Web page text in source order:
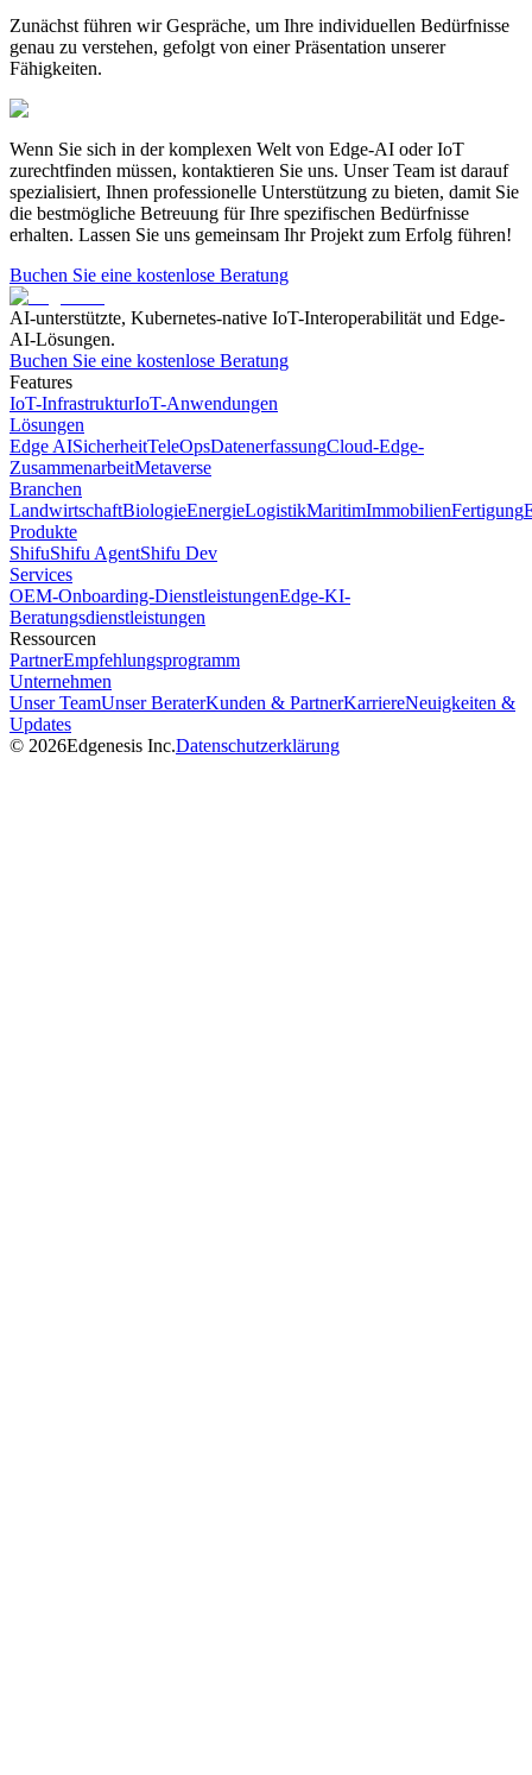
Zunächst führen wir Gespräche, um Ihre individuellen Bedürfnisse
genau zu verstehen, gefolgt von einer Präsentation unserer
Fähigkeiten.
Wenn Sie sich in der komplexen Welt von Edge-AI oder IoT
zurechtfinden müssen, kontaktieren Sie uns. Unser Team ist darauf
spezialisiert, Ihnen professionelle Unterstützung zu bieten, damit Sie
die bestmögliche Betreuung für Ihre spezifischen Bedürfnisse
erhalten. Lassen Sie uns gemeinsam Ihr Projekt zum Erfolg führen!
Buchen Sie eine kostenlose Beratung
AI-unterstützte, Kubernetes-native IoT-Interoperabilität und Edge-
AI-Lösungen.
Buchen Sie eine kostenlose Beratung
Features
IoT-InfrastrukturIoT-Anwendungen
Lösungen
Edge AISicherheitTeleOpsDatenerfassungCloud-Edge-
ZusammenarbeitMetaverse
Branchen
LandwirtschaftBiologieEnergieLogistikMaritimImmobilienFertigung
Produkte
ShifuShifu AgentShifu Dev
Services
OEM-Onboarding-DienstleistungenEdge-KI-
Beratungsdienstleistungen
Ressourcen
PartnerEmpfehlungsprogramm
Unternehmen
Unser TeamUnser BeraterKunden & PartnerKarriereNeuigkeiten &
Updates
© 2026Edgenesis Inc.Datenschutzerklärung